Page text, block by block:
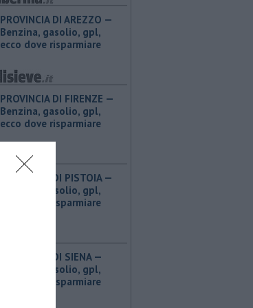
PROVINCIA DI AREZZO — ​
Benzina, gasolio, gpl,
ecco dove risparmiare
PROVINCIA DI FIRENZE — ​
Benzina, gasolio, gpl,
ecco dove risparmiare
PROVINCIA DI PISTOIA — ​
Benzina, gasolio, gpl,
ecco dove risparmiare
PROVINCIA DI SIENA — ​
Benzina, gasolio, gpl,
ecco dove risparmiare